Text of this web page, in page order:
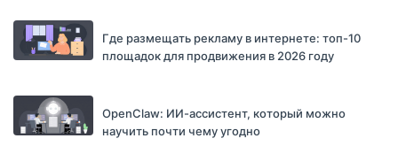
Где размещать рекламу в интернете: топ-10
площадок для продвижения в 2026 году
OpenClaw: ИИ-ассистент, который можно
научить почти чему угодно